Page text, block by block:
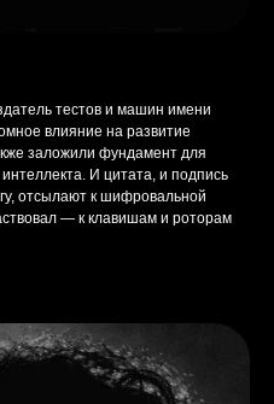
тестов и машин имени
влияние на развитие
заложили фундамент для
И цитата, и подпись
отсылают к шифровальной
— к клавишам и роторам